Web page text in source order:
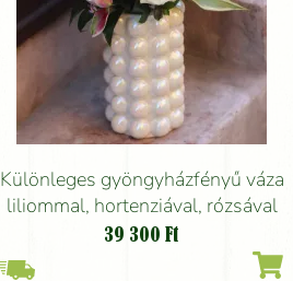
Különleges gyöngyházfényű váza
liliommal, hortenziával, rózsával
39 300 Ft